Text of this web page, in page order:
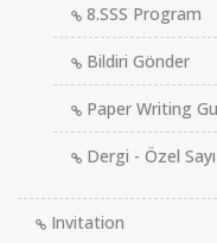
8.SSS Program
Bildiri Gönder
Paper Writing
Dergi - Özel
Invitation